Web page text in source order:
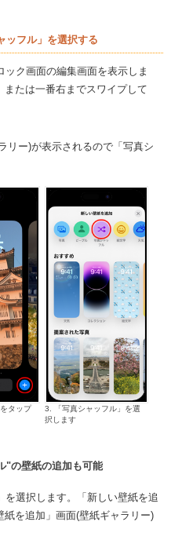
ッフル」を選択する
ク画面の編集画面を表示しま
たは一番右までスワイプして
リー)が表示されるので「写真シ
タップ
3. 「写真シャッフル」を選
択します
"の壁紙の追加も可能
選択します。「新しい壁紙を追
を追加」画面(壁紙ギャラリー)